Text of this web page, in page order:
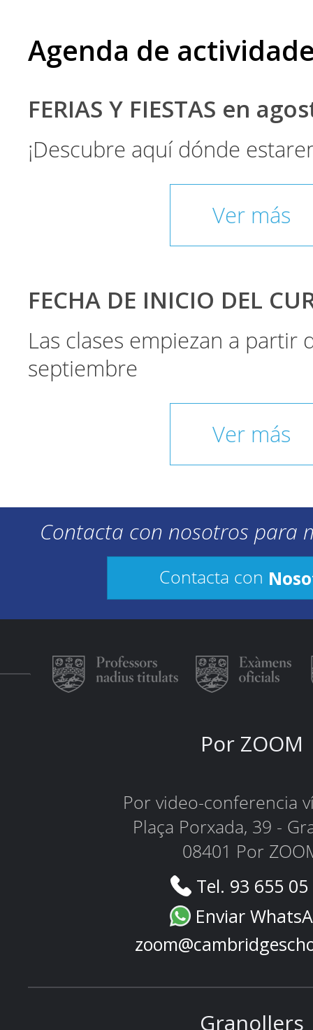
Agenda de
FERIAS Y FIESTAS en
¡Descubre aquí dónde
Ver más
FECHA DE INICIO DEL
Las clases empiezan a partir
septiembre
Ver más
Contacta con nosotros para
Contacta con
Por ZOOM
Por video-conferencia
Plaça Porxada, 39 -
08401 Por
Tel. 93 655
Enviar
Granollers